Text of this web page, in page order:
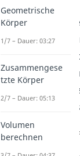
Wenn du jetzt
Wasser füllen
Wasser
Quader genau
gefüllt. Das
auch
Geometrische
Körper
1/7 – Dauer: 03:27
Zusammengese
tzte Körper
2/7 – Dauer: 05:13
Volumen
berechnen